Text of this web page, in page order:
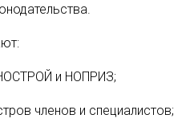
и НОПРИЗ;
членов и специалистов;